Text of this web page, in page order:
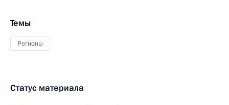
Темы
Регионы
Статус материала